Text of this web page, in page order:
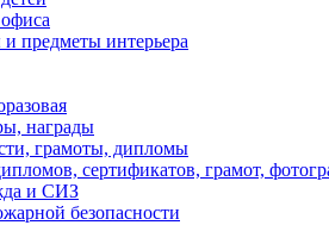
предметы интерьера
награды
грамоты, дипломы
сертификатов, грамот,
и СИЗ
безопасности